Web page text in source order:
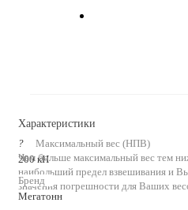
Характеристики
?
Чем больше максимальный вес тем
наибольший предел взвешивания и
значения погрешности для Ваших
Максимальный вес (НПВ)
200 кН
Бренд
Мегатонн